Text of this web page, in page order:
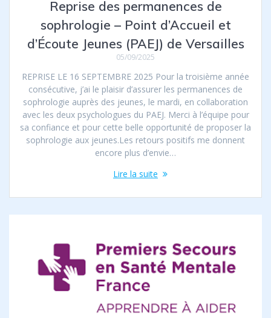
Reprise des permanences de
sophrologie – Point d’Accueil et
d’Écoute Jeunes (PAEJ) de Versailles
05/09/2025
REPRISE LE 16 SEPTEMBRE 2025 Pour la troisième année
consécutive, j’ai le plaisir d’assurer les permanences de
sophrologie auprès des jeunes, le mardi, en collaboration
avec les deux psychologues du PAEJ. Merci à l’équipe pour
sa confiance et pour cette belle opportunité de proposer la
sophrologie aux jeunes.Les retours positifs me donnent
encore plus d’envie…
Lire la suite